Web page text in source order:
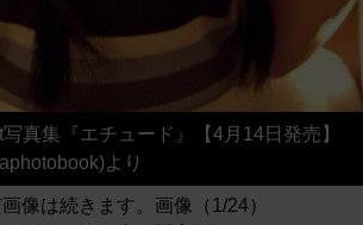
真集『エチュード』【4月14日発売】
より
像は続きます。画像（1/24）